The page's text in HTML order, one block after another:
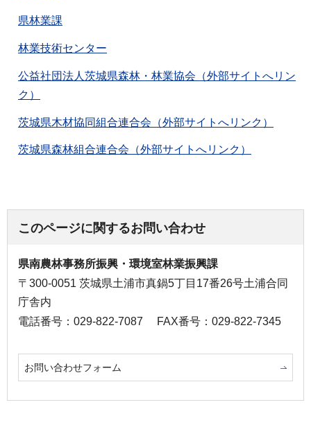
県林業課
林業技術センター
公益社団法人茨城県森林・林業協会（外部サイトへリン
ク）
茨城県木材協同組合連合会（外部サイトへリンク）
茨城県森林組合連合会（外部サイトへリンク）
このページに関するお問い合わせ
県南農林事務所振興・環境室林業振興課
〒300-0051 茨城県土浦市真鍋5丁目17番26号土浦合同
庁舎内
電話番号：029-822-7087
FAX番号：029-822-7345
お問い合わせフォーム